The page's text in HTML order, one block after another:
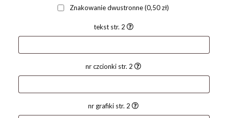
Znakowanie dwustronne(0,50 zł)
tekst str. 2
nr czcionki str. 2
nr grafiki str. 2